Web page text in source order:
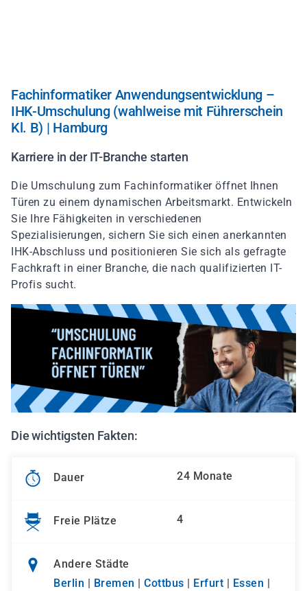
Fachinformatiker Anwendungsentwicklung –
IHK-Umschulung (wahlweise mit Führerschein
Kl. B) | Hamburg
Karriere in der IT-Branche starten
Die Umschulung zum Fachinformatiker öffnet Ihnen
Türen zu einem dynamischen Arbeitsmarkt. Entwickeln
Sie Ihre Fähigkeiten in verschiedenen
Spezialisierungen, sichern Sie sich einen anerkannten
IHK-Abschluss und positionieren Sie sich als gefragte
Fachkraft in einer Branche, die nach qualifizierten IT-
Profis sucht.
Die wichtigsten Fakten:
Dauer 24 Monate
Freie Plätze 4
Andere Städte
Berlin
Bremen Cottbus Erfurt Essen